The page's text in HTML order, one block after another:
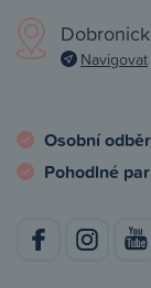
Navigovat
Osobní
Pohodlné